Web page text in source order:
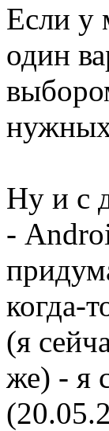
Если у
один
Ну и с
-
когда-
(я
же) - я